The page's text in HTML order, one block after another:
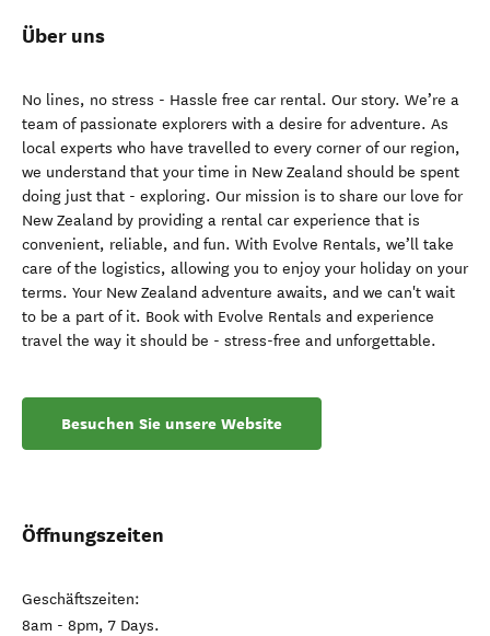
Über uns
No lines, no stress - Hassle free car rental. Our story. We’re a
team of passionate explorers with a desire for adventure. As
local experts who have travelled to every corner of our region,
we understand that your time in New Zealand should be spent
doing just that - exploring. Our mission is to share our love for
New Zealand by providing a rental car experience that is
convenient, reliable, and fun. With Evolve Rentals, we’ll take
care of the logistics, allowing you to enjoy your holiday on your
terms. Your New Zealand adventure awaits, and we can't wait
to be a part of it. Book with Evolve Rentals and experience
travel the way it should be - stress-free and unforgettable.
Besuchen Sie unsere Website
Öffnungszeiten
Geschäftszeiten:
8am - 8pm, 7 Days.